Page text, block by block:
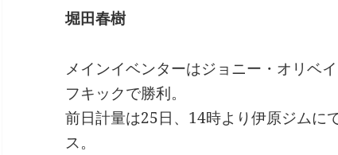
堀田春樹
メインイベンターはジョニー・オリベ
フキックで勝利。
前日計量は25日、14時より伊原ジムに
ス。